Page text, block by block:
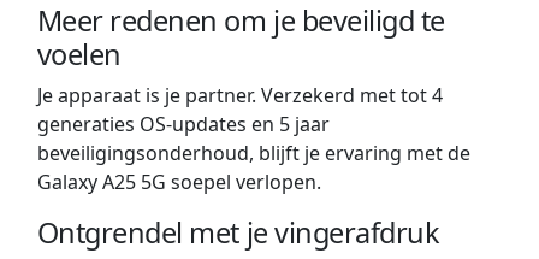
Meer redenen om je beveiligd te
voelen
Je apparaat is je partner. Verzekerd met tot 4
generaties OS-updates en 5 jaar
beveiligingsonderhoud, blijft je ervaring met de
Galaxy A25 5G soepel verlopen.
Ontgrendel met je vingerafdruk